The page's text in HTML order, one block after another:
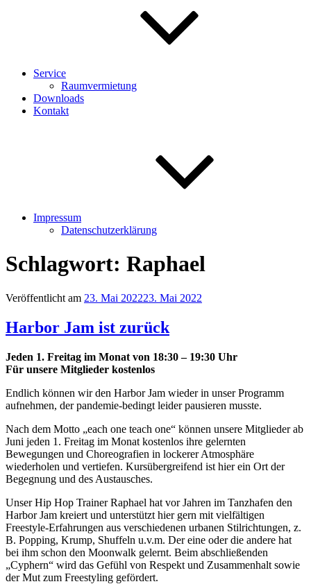
Service
Raumvermietung
Downloads
Kontakt
Impressum
Datenschutzerklärung
Schlagwort: Raphael
Veröffentlicht am 23. Mai 202223. Mai 2022
Harbor Jam ist zurück
Jeden 1. Freitag im Monat von 18:30 – 19:30 Uhr
Für unsere Mitglieder kostenlos
Endlich können wir den Harbor Jam wieder in unser Programm
aufnehmen, der pandemie-bedingt leider pausieren musste.
Nach dem Motto „each one teach one“ können unsere Mitglieder ab
Juni jeden 1. Freitag im Monat kostenlos ihre gelernten
Bewegungen und Choreografien in lockerer Atmosphäre
wiederholen und vertiefen. Kursübergreifend ist hier ein Ort der
Begegnung und des Austausches.
Unser Hip Hop Trainer Raphael hat vor Jahren im Tanzhafen den
Harbor Jam kreiert und unterstützt hier gern mit vielfältigen
Freestyle-Erfahrungen aus verschiedenen urbanen Stilrichtungen, z.
B. Popping, Krump, Shuffeln u.v.m. Der eine oder die andere hat
bei ihm schon den Moonwalk gelernt. Beim abschließenden
„Cyphern“ wird das Gefühl von Respekt und Zusammenhalt sowie
der Mut zum Freestyling gefördert.